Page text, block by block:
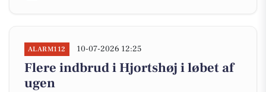
ALARM112 10-07-2026 12:25
Flere indbrud i Hjortshøj i løbet af
ugen